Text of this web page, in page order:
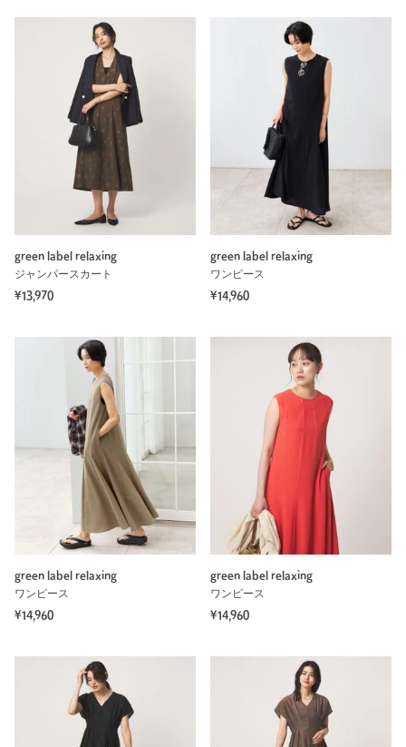
green label relaxing
ジャンパースカート
¥13,970
green label relaxing
ワンピース
¥14,960
green label relaxing
ワンピース
¥14,960
green label relaxing
ワンピース
¥14,960